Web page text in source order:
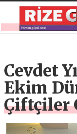
Cevdet
Ekim
Çiftçiler